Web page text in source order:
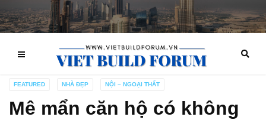
FEATURED NHÀ ĐẸP NỘI – NGOẠI THẤT
Mê mẩn căn hộ có không